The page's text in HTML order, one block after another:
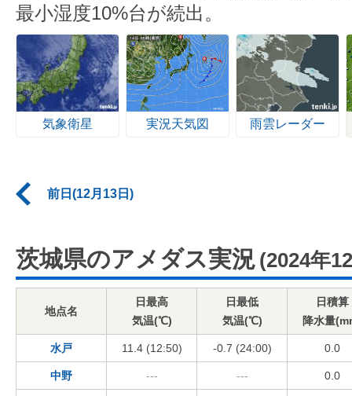
最小湿度10%台が続出。
気象衛星 実況天気図 雨雲レーダー
前日(12月13日)
茨城県のアメダス実況 (2024年
地点名
日最高
気温(℃)
日最低
気温(℃)
日積算
降水量
水戸 11.4 (12:50) -0.7 (24:00) 0.0
中野 --- --- 0.0